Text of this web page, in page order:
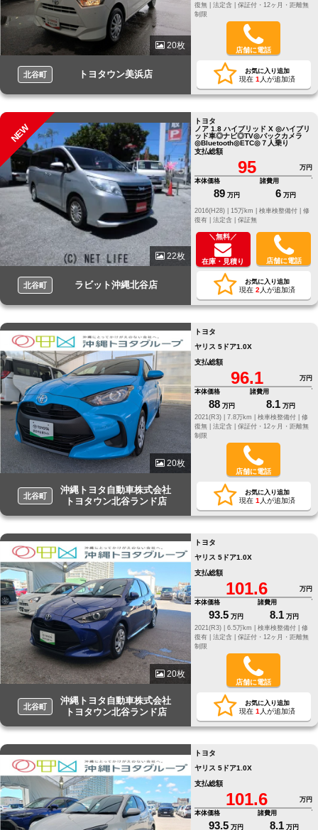
20枚
北谷町 トヨタウン美浜店
復無 | 法定含 | 保証付・12ヶ月・距離無
制限
店舗に電話
お気に入り追加
現在 1 人が追加済
NEW
22枚
北谷町 ラビット沖縄北谷店
トヨタ
ノア 1.8 ハイブリッド X ◎ハイブリ
ッド車◎ナビ◎TV◎バックカメラ
◎Bluetooth◎ETC◎７人乗り
支払総額
95
万円
本体価格
89 万円
諸費用
6 万円
修
復有 | 法定含 | 保証無
＼無料／
在庫・見積り 店舗に電話
お気に入り追加
現在 2 人が追加済
20枚
北谷町
沖縄トヨタ自動車株式会社
トヨタウン北谷ランド店
トヨタ
ヤリス 5ドア1.0X
支払総額
96.1
万円
本体価格
88 万円
諸費用
8.1 万円
2021(R3) |
7.8万km | 検車検整備付 | 修
復無 | 法定含 | 保証付・12ヶ月・距離無
制限
店舗に電話
お気に入り追加
現在 1 人が追加済
20枚
北谷町
沖縄トヨタ自動車株式会社
トヨタウン北谷ランド店
トヨタ
ヤリス 5ドア1.0X
支払総額
101.6
万円
本体価格
93.5 万円
諸費用
8.1 万円
2021(R3) |
6.5万km | 検車検整備付 | 修
復有 | 法定含 | 保証付・12ヶ月・距離無
制限
店舗に電話
お気に入り追加
現在 1 人が追加済
トヨタ
ヤリス 5ドア1.0X
支払総額
101.6
万円
本体価格
93.5 万円
諸費用
8.1 万円